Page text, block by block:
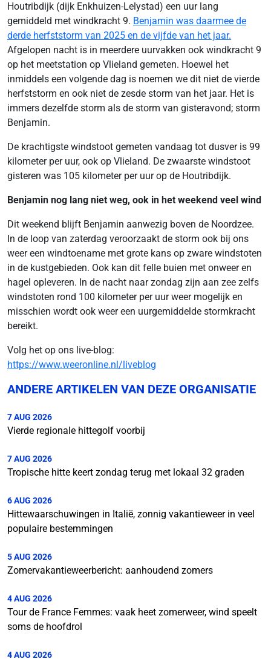
Houtribdijk (dijk Enkhuizen-Lelystad) een uur lang
gemiddeld met windkracht 9. Benjamin was daarmee de
derde herfststorm van 2025 en de vijfde van het jaar.
Afgelopen nacht is in meerdere uurvakken ook windkracht 9
op het meetstation op Vlieland gemeten. Hoewel het
inmiddels een volgende dag is noemen we dit niet de vierde
herfststorm en ook niet de zesde storm van het jaar. Het is
immers dezelfde storm als de storm van gisteravond; storm
Benjamin.
De krachtigste windstoot gemeten vandaag tot dusver is 99
kilometer per uur, ook op Vlieland. De zwaarste windstoot
gisteren was 105 kilometer per uur op de Houtribdijk.
Benjamin nog lang niet weg, ook in het weekend veel wind
Dit weekend blijft Benjamin aanwezig boven de Noordzee.
In de loop van zaterdag veroorzaakt de storm ook bij ons
weer een windtoename met grote kans op zware windstoten
in de kustgebieden. Ook kan dit felle buien met onweer en
hagel opleveren. In de nacht naar zondag zijn aan zee zelfs
windstoten rond 100 kilometer per uur weer mogelijk en
misschien wordt ook weer een uurgemiddelde stormkracht
bereikt.
Volg het op ons live-blog:
https://www.weeronline.nl/liveblog
ANDERE ARTIKELEN VAN DEZE ORGANISATIE
7 AUG 2026
Vierde regionale hittegolf voorbij
7 AUG 2026
Tropische hitte keert zondag terug met lokaal 32 graden
6 AUG 2026
Hittewaarschuwingen in Italië, zonnig vakantieweer in veel
populaire bestemmingen
5 AUG 2026
Zomervakantieweerbericht: aanhoudend zomers
4 AUG 2026
Tour de France Femmes: vaak heet zomerweer, wind speelt
soms de hoofdrol
4 AUG 2026